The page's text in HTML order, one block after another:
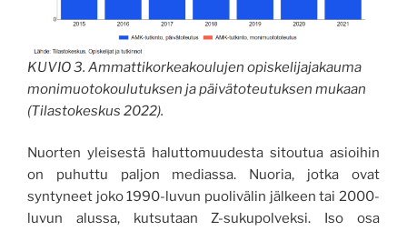
KUVIO 3. Ammattikorkeakoulujen opiskelijajakauma
monimuotokoulutuksen ja päivätoteutuksen mukaan
(Tilastokeskus 2022).
Nuorten yleisestä haluttomuudesta sitoutua asioihin
on puhuttu paljon mediassa. Nuoria, jotka ovat
syntyneet joko 1990-luvun puolivälin jälkeen tai 2000-
luvun alussa, kutsutaan Z-sukupolveksi. Iso osa